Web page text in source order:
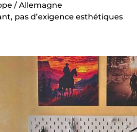
/ Allemagne
pas d’exigence esthétiques